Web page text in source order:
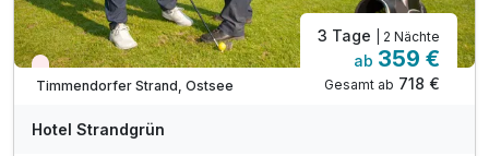
Wieder frei ab Oktober
Timmendorfer Strand, Ostsee
3 Tage | 2 Nächte
ab 359 €
Gesamt ab 718 €
Hotel Strandgrün